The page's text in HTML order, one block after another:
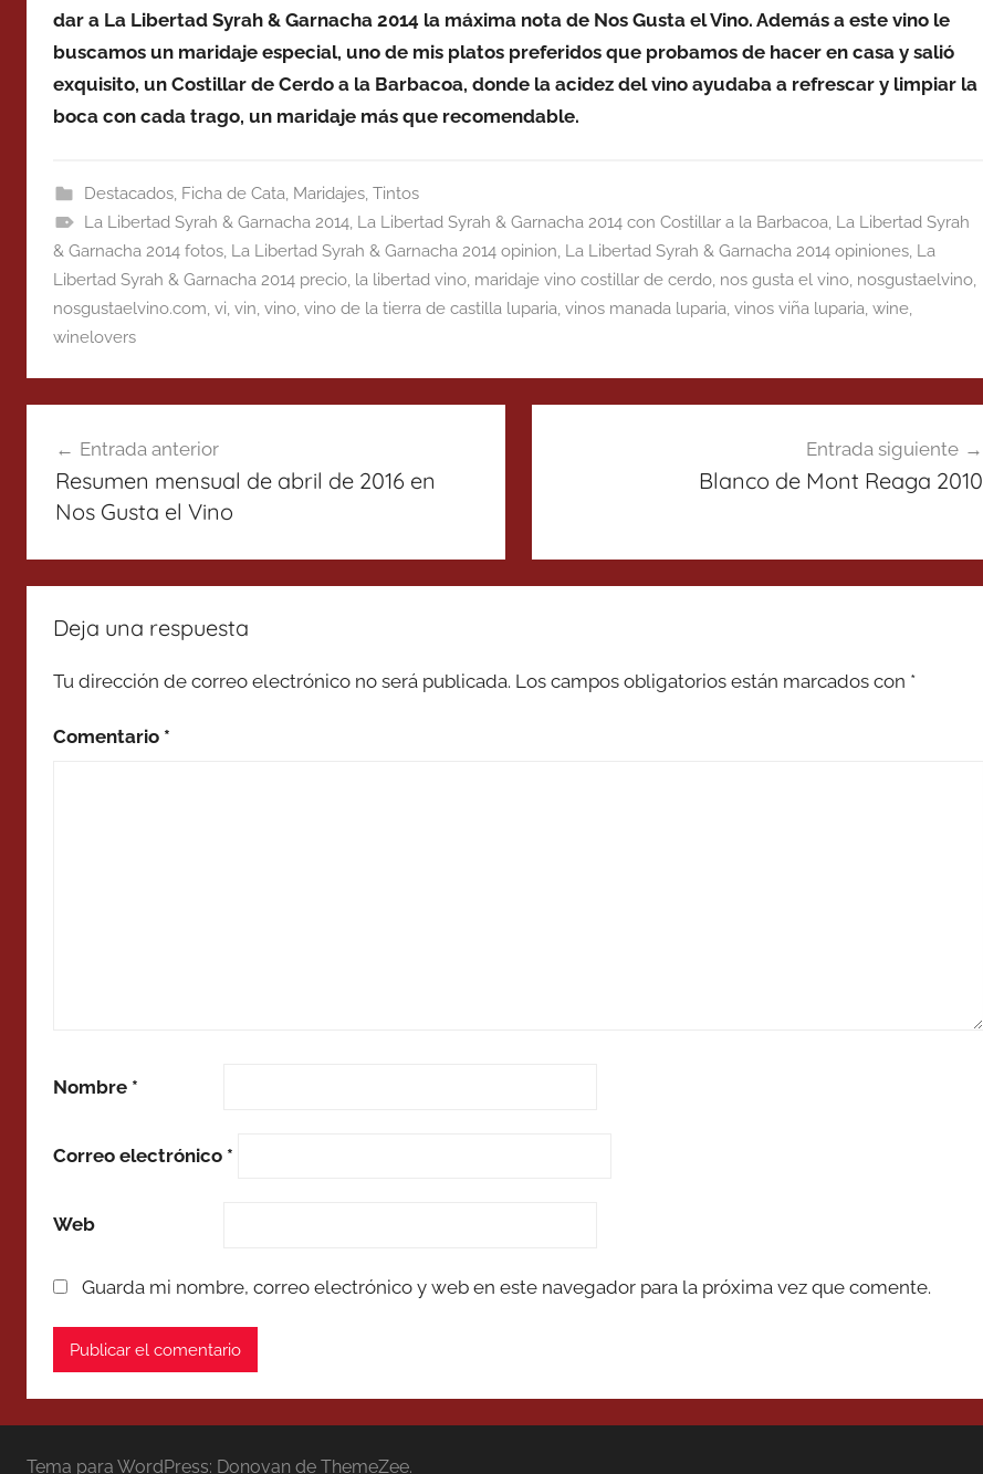
dar a La Libertad Syrah & Garnacha 2014 la máxima nota de Nos Gusta el Vino. Además a este vino le
buscamos un maridaje especial, uno de mis platos preferidos que probamos de hacer en casa y salió
exquisito, un Costillar de Cerdo a la Barbacoa, donde la acidez del vino ayudaba a refrescar y limpiar la
boca con cada trago, un maridaje más que recomendable.
Destacados, Ficha de Cata, Maridajes, Tintos
La Libertad Syrah & Garnacha 2014, La Libertad Syrah & Garnacha 2014 con Costillar a la Barbacoa, La Libertad Syrah
& Garnacha 2014 fotos, La Libertad Syrah & Garnacha 2014 opinion, La Libertad Syrah & Garnacha 2014 opiniones, La
Libertad Syrah & Garnacha 2014 precio, la libertad vino, maridaje vino costillar de cerdo, nos gusta el vino, nosgustaelvino,
nosgustaelvino.com, vi, vin, vino, vino de la tierra de castilla luparia, vinos manada luparia, vinos viña luparia, wine,
winelovers
de
entradas
Entrada anterior
Resumen mensual de abril de 2016 en
Nos Gusta el Vino
Entrada siguiente
Blanco de Mont Reaga 2010
Deja una respuesta
Tu dirección de correo electrónico no será publicada. Los campos obligatorios están marcados con *
Comentario *
Nombre *
Correo electrónico *
Web
Guarda mi nombre, correo electrónico y web en este navegador para la próxima vez que comente.
Tema para WordPress: Donovan de ThemeZee.